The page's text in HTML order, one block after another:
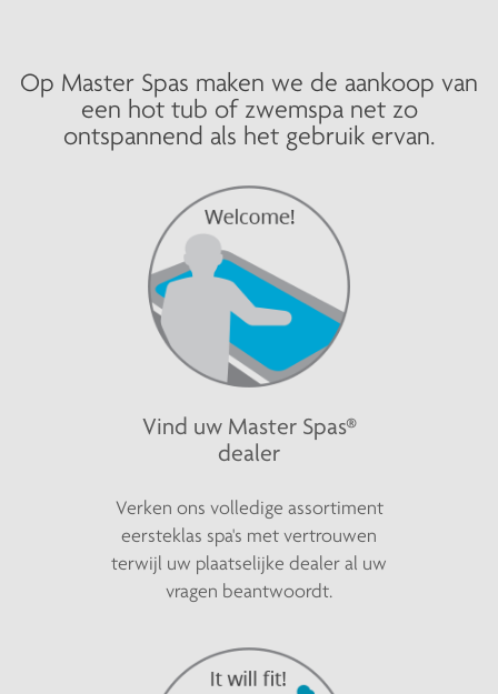
Op Master Spas maken we de aankoop van
een hot tub of zwemspa net zo
ontspannend als het gebruik ervan.
Vind uw Master Spas®
dealer
Verken ons volledige assortiment
eersteklas spa's met vertrouwen
terwijl uw plaatselijke dealer al uw
vragen beantwoordt.